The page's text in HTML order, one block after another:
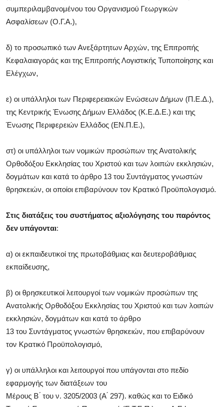
συμπεριλαμβανομένου του Οργανισμού Γεωργικών
Ασφαλίσεων (Ο.Γ.Α.),
δ) το προσωπικό των Ανεξάρτητων Αρχών, της Επιτροπής
Κεφαλαιαγοράς και της Επιτροπής Λογιστικής Τυποποίησης και
Ελέγχων,
ε) οι υπάλληλοι των Περιφερειακών Ενώσεων Δήμων (Π.Ε.Δ.),
της Κεντρικής Ένωσης Δήμων Ελλάδος (Κ.Ε.Δ.Ε.) και της
Ένωσης Περιφερειών Ελλάδος (ΕΝ.Π.Ε.),
στ) οι υπάλληλοι των νομικών προσώπων της Ανατολικής
Ορθοδόξου Εκκλησίας του Χριστού και των λοιπών εκκλησιών,
δογμάτων και κατά το άρθρο 13 του Συντάγματος γνωστών
θρησκειών, οι οποίοι επιβαρύνουν τον Κρατικό Προϋπολογισμό.
Στις διατάξεις του συστήματος αξιολόγησης του παρόντος
δεν υπάγονται:
α) οι εκπαιδευτικοί της πρωτοβάθμιας και δευτεροβάθμιας
εκπαίδευσης,
β) οι θρησκευτικοί λειτουργοί των νομικών προσώπων της
Ανατολικής Ορθοδόξου Εκκλησίας του Χριστού και των λοιπών
εκκλησιών, δογμάτων και κατά το άρθρο
13 του Συντάγματος γνωστών θρησκειών, που επιβαρύνουν
τον Κρατικό Προϋπολογισμό,
γ) οι υπάλληλοι και λειτουργοί που υπάγονται στο πεδίο
εφαρμογής των διατάξεων του
Μέρους Β ́ του ν. 3205/2003 (Α ́ 297). καθώς και το Ειδικό